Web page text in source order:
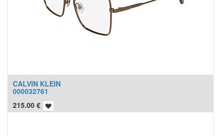
CALVIN KLEIN
000032761
215.00 €